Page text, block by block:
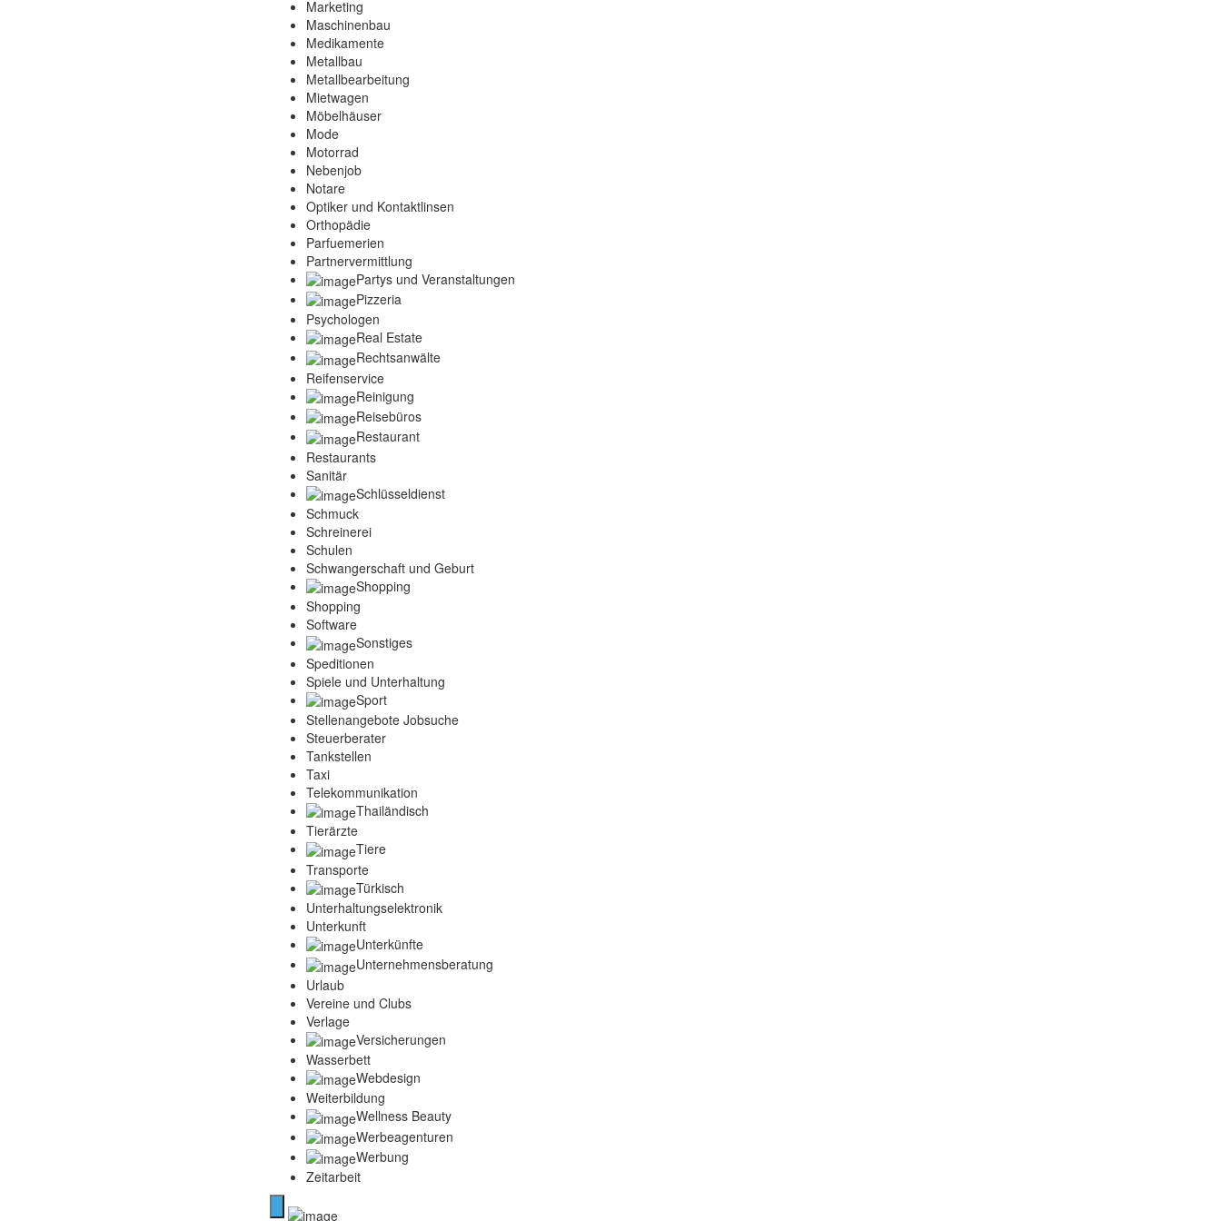
Marketing
Maschinenbau
Medikamente
Metallbau
Metallbearbeitung
Mietwagen
Möbelhäuser
Mode
Motorrad
Nebenjob
Notare
Optiker und Kontaktlinsen
Orthopädie
Parfuemerien
Partnervermittlung
Partys und Veranstaltungen
Pizzeria
Psychologen
Real Estate
Rechtsanwälte
Reifenservice
Reinigung
Reisebüros
Restaurant
Restaurants
Sanitär
Schlüsseldienst
Schmuck
Schreinerei
Schulen
Schwangerschaft und Geburt
Shopping
Shopping
Software
Sonstiges
Speditionen
Spiele und Unterhaltung
Sport
Stellenangebote Jobsuche
Steuerberater
Tankstellen
Taxi
Telekommunikation
Thailändisch
Tierärzte
Tiere
Transporte
Türkisch
Unterhaltungselektronik
Unterkunft
Unterkünfte
Unternehmensberatung
Urlaub
Vereine und Clubs
Verlage
Versicherungen
Wasserbett
Webdesign
Weiterbildung
Wellness Beauty
Werbeagenturen
Werbung
Zeitarbeit